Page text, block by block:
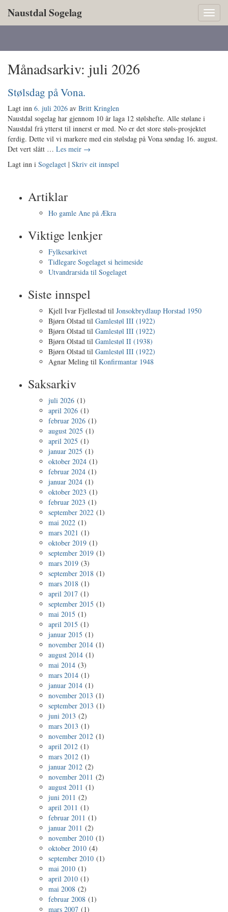
Toggle
Naustdal Sogelag
Månadsarkiv: juli 2026
Stølsdag på Vona.
Lagt inn 6. juli 2026 av Britt Kringlen
Naustdal sogelag har gjennom 10 år laga 12 stølshefte. Alle stølane i
Naustdal frå ytterst til innerst er med. No er det store støls-prosjektet
ferdig. Dette vil vi markere med ein stølsdag på Vona søndag 16. august.
Det vert slått … Les meir →
Lagt inn i Sogelaget | Skriv eit innspel
Artiklar
Ho gamle Ane på Ækra
Viktige lenkjer
Fylkesarkivet
Tidlegare Sogelaget si heimeside
Utvandrarsida til Sogelaget
Siste innspel
Kjell Ivar Fjellestad til Jonsokbrydlaup Horstad 1950
Bjørn Olstad til Gamlestøl III (1922)
Bjørn Olstad til Gamlestøl III (1922)
Bjørn Olstad til Gamlestøl II (1938)
Bjørn Olstad til Gamlestøl III (1922)
Agnar Meling til Konfirmantar 1948
Saksarkiv
juli 2026 (1)
april 2026 (1)
februar 2026 (1)
august 2025 (1)
april 2025 (1)
januar 2025 (1)
oktober 2024 (1)
februar 2024 (1)
januar 2024 (1)
oktober 2023 (1)
februar 2023 (1)
september 2022 (1)
mai 2022 (1)
mars 2021 (1)
oktober 2019 (1)
september 2019 (1)
mars 2019 (3)
september 2018 (1)
mars 2018 (1)
april 2017 (1)
september 2015 (1)
mai 2015 (1)
april 2015 (1)
januar 2015 (1)
november 2014 (1)
august 2014 (1)
mai 2014 (3)
mars 2014 (1)
januar 2014 (1)
november 2013 (1)
september 2013 (1)
juni 2013 (2)
mars 2013 (1)
november 2012 (1)
april 2012 (1)
mars 2012 (1)
januar 2012 (2)
november 2011 (2)
august 2011 (1)
juni 2011 (2)
april 2011 (1)
februar 2011 (1)
januar 2011 (2)
november 2010 (1)
oktober 2010 (4)
september 2010 (1)
mai 2010 (1)
april 2010 (1)
mai 2008 (2)
februar 2008 (1)
mars 2007 (1)